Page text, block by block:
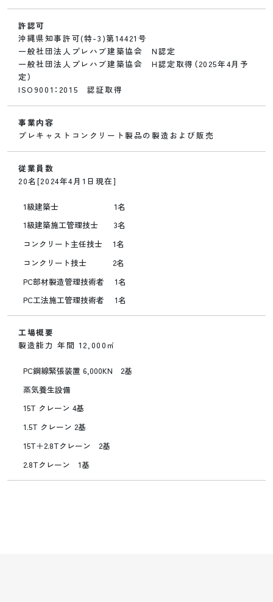
許認可
沖縄県知事許可(特-3)第14421号
一般社団法人プレハブ建築協会 N認定
一般社団法人プレハブ建築協会 H認定取得（2025年4月予
定）
ISO9001：2015 認証取得
事業内容
プレキャストコンクリート製品の製造および販売
従業員数
20名[2024年4月1日現在]
1級建築士 1名
1級建築施工管理技士 3名
コンクリート主任技士 1名
コンクリート技士 2名
PC部材製造管理技術者 1名
PC工法施工管理技術者 1名
工場概要
製造能力 年間 12,000㎥
PC鋼線緊張装置 6,000KN 2基
蒸気養生設備
15T クレーン 4基
1.5T クレーン 2基
15T＋2.8Tクレーン 2基
2.8Tクレーン 1基